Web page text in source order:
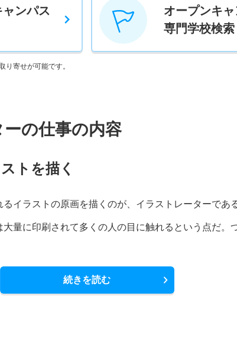
ンパス
オープンキャ
専門学校検索
寄せが可能です。
の仕事の内容
トを描く
イラストの原画を描くのが、イラストレーターである
量に印刷されて多くの人の目に触れるという点だ。
続きを読む